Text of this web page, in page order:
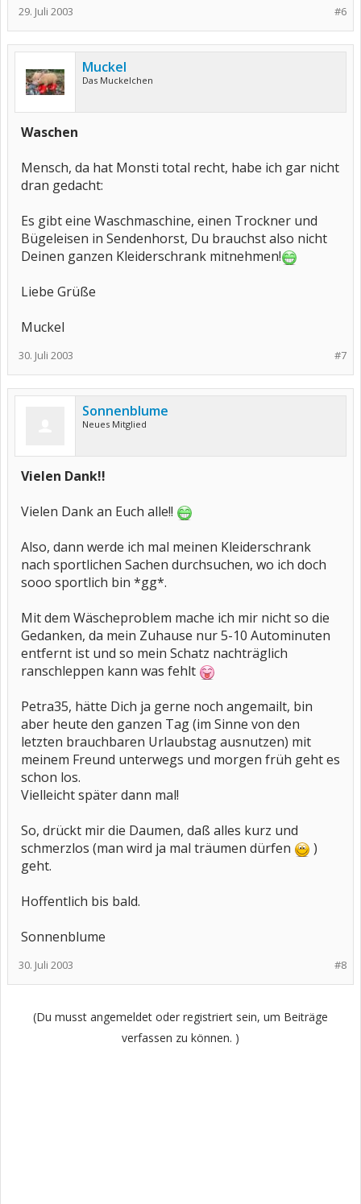
#6
29. Juli 2003
Muckel
Das Muckelchen
Waschen
Mensch, da hat Monsti total recht, habe ich gar nicht
dran gedacht:
Es gibt eine Waschmaschine, einen Trockner und
Bügeleisen in Sendenhorst, Du brauchst also nicht
Deinen ganzen Kleiderschrank mitnehmen!
Liebe Grüße
Muckel
#7
30. Juli 2003
Sonnenblume
Neues Mitglied
Vielen Dank!!
Vielen Dank an Euch alle!!
Also, dann werde ich mal meinen Kleiderschrank
nach sportlichen Sachen durchsuchen, wo ich doch
sooo sportlich bin *gg*.
Mit dem Wäscheproblem mache ich mir nicht so die
Gedanken, da mein Zuhause nur 5-10 Autominuten
entfernt ist und so mein Schatz nachträglich
ranschleppen kann was fehlt
Petra35, hätte Dich ja gerne noch angemailt, bin
aber heute den ganzen Tag (im Sinne von den
letzten brauchbaren Urlaubstag ausnutzen) mit
meinem Freund unterwegs und morgen früh geht es
schon los.
Vielleicht später dann mal!
So, drückt mir die Daumen, daß alles kurz und
schmerzlos (man wird ja mal träumen dürfen
)
geht.
Hoffentlich bis bald.
Sonnenblume
#8
30. Juli 2003
(Du musst angemeldet oder registriert sein, um Beiträge
verfassen zu können. )